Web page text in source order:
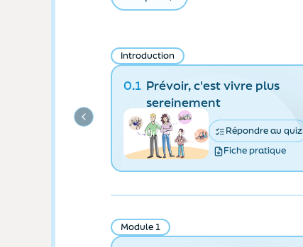
Introduction
0.1 Prévoir, c'est vivre plus
sereinement
Lire la vidéo
Répondre au quiz
Fiche pratique
Module 1